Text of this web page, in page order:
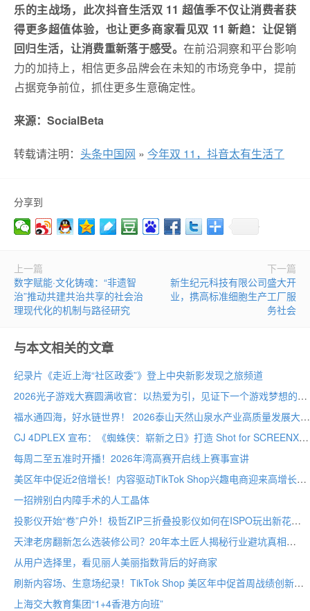
乐的主战场，此次抖音生活双 11 超值季不仅让消费者获
得更多超值体验，也让更多商家看见双 11 新趋：让促销
回归生活，让消费重新落于感受。 在前沿洞察和平台影响
力的加持上，相信更多品牌会在未知的市场竞争中，提前
占据竞争前位，抓住更多生意确定性。
来源：SocialBeta
转载请注明： 头条中国网 » 今年双 11，抖音太有生活了
分享到
上一篇
数字赋能·文化铸魂：“非遗智
治”推动共建共治共享的社会治
理现代化的机制与路径研究
下一篇
新生纪元科技有限公司盛大开
业，携高标准细胞生产工厂服
务社会
与本文相关的文章
纪录片《走近上海“社区政委”》登上中央新影发现之旅频道
2026光子游戏大赛圆满收官：以热爱为引，见证下一个游戏梦想的诞生
福水通四海，好水链世界！ 2026泰山天然山泉水产业高质量发展大会圆满举行
CJ 4DPLEX 宣布：《蜘蛛侠：崭新之日》打造 Shot for SCREENX 专属版本
每周二至五准时开播！2026年湾高赛开启线上赛事宣讲
美区年中促近2倍增长！内容驱动TikTok Shop兴趣电商迎来高增长
一招辨别白内障手术的人工晶体
投影仪开始“卷”户外！极哲ZIP三折叠投影仪如何在ISPO玩出新花样？
天津老房翻新怎么选装修公司？20年本土匠人揭秘行业避坑真相
从用户选择里，看见丽人美丽指数背后的好商家
刷新内容场、生意场纪录！TikTok Shop 美区年中促首周战绩创新高
上海交大教育集团“1+4香港方向班”